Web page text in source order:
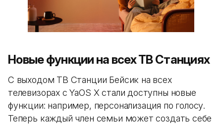
Новые функции на всех ТВ Станциях
С выходом ТВ Станции Бейсик на всех
телевизорах с YaOS X стали доступны новые
функции: например, персонализация по голосу.
Теперь каждый член семьи может создать себе